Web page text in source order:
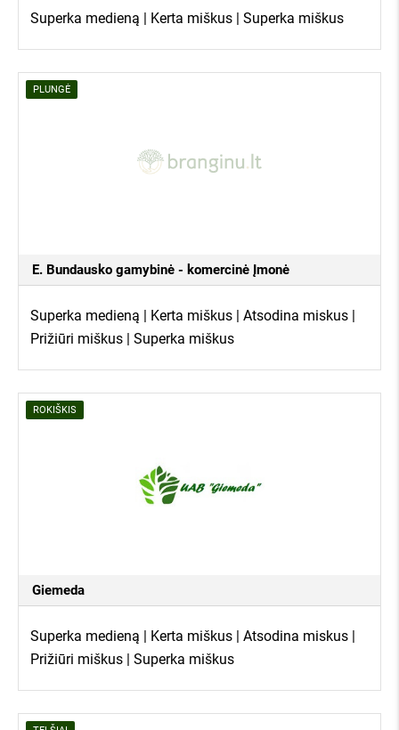
Superka medieną | Kerta miškus | Superka miškus
E. Bundausko gamybinė - komercinė Įmonė
Superka medieną | Kerta miškus | Atsodina miskus |
Prižiūri miškus | Superka miškus
PLUNGĖ
Giemeda
Superka medieną | Kerta miškus | Atsodina miskus |
Prižiūri miškus | Superka miškus
ROKIŠKIS